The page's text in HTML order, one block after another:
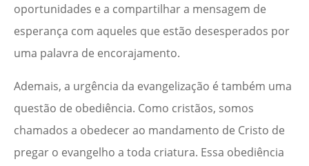
oportunidades e a compartilhar a mensagem de
esperança com aqueles que estão desesperados por
uma palavra de encorajamento.
Ademais, a urgência da evangelização é também uma
questão de obediência. Como cristãos, somos
chamados a obedecer ao mandamento de Cristo de
pregar o evangelho a toda criatura. Essa obediência